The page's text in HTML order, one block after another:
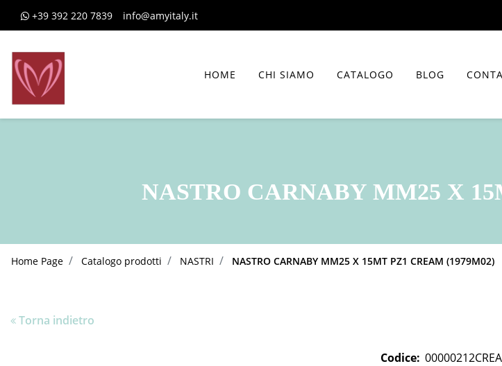
+39 392 220 7839 info@amyitaly.it
HOME CHI SIAMO CATALOGO BLOG
NASTRO CARNABY MM25 X
Home Page Catalogo prodotti NASTRI NASTRO CARNABY MM25 X 15MT PZ1 CREAM (1979M02)
Torna indietro
Codice: